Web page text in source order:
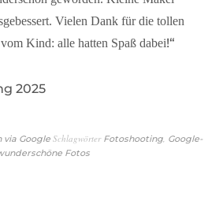
Vielen Dank für die tollen
Kind: alle hatten Spaß dabei!“
2025
via Google Schlagwörter Fotoshooting Google-
Fotos